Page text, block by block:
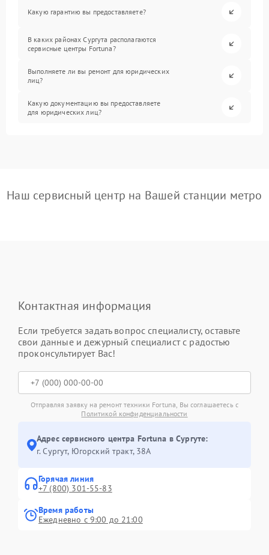
Какую гарантию вы предоставляете?
В каких районах Сургута располагаются
сервисные центры Fortuna?
Выполняете ли вы ремонт для юридических
лиц?
Какую документацию вы предоставляете
для юридических лиц?
Наш сервисный центр на Вашей станции метро
Контактная информация
Если требуется задать вопрос специалисту, оставьте
свои данные и дежурный специалист с радостью
проконсультирует Вас!
Отправляя заявку на ремонт техники Fortuna, Вы соглашаетесь с
Политикой конфиденциальности
Адрес сервисного центра Fortuna в Сургуте:
г. Сургут, Югорский тракт, 38А
Горячая линия
+7 (800) 301-55-83
Время работы
Ежедневно с 9:00 до 21:00